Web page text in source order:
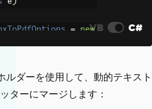
.AspxToPdf.RenderTh
.AspxToPdf.FileBeha
e )
=
new
= 50 ,
// mak
= new
IronP
VB C#
ルダーを使用して、動的テキスト
ターにマージします：